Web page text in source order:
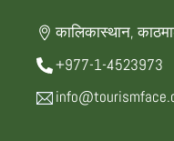
कालिकास्थान,
+977-1-4523973